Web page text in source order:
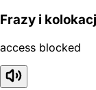
Frazy i
access blocked